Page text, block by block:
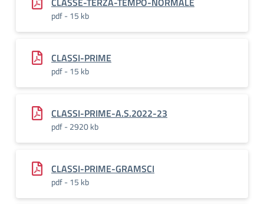
pdf - 15 kb
CLASSI-PRIME
pdf - 15 kb
CLASSI-PRIME-A.S.2022-23
pdf - 2920 kb
CLASSI-PRIME-GRAMSCI
pdf - 15 kb